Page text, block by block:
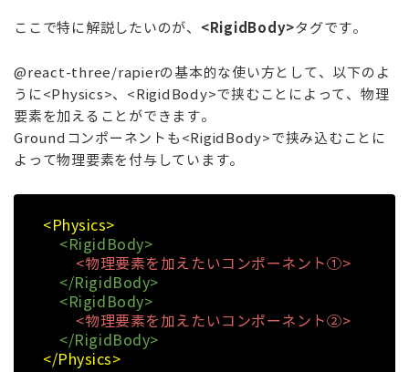
ここで特に解説したいのが、 <RigidBody>タグです。
@react-three/rapierの基本的な使い方として、以下のよ
うに<Physics>、 <RigidBody>で挟むことによって、物理
要素を加えることができます。
Groundコンポーネントも<RigidBody>で挟み込むことに
よって物理要素を付与しています。
<Physics>
<RigidBody>
<物理要素を加えたいコンポーネント①>
</RigidBody>
<RigidBody>
<物理要素を加えたいコンポーネント②>
</RigidBody>
</Physics>